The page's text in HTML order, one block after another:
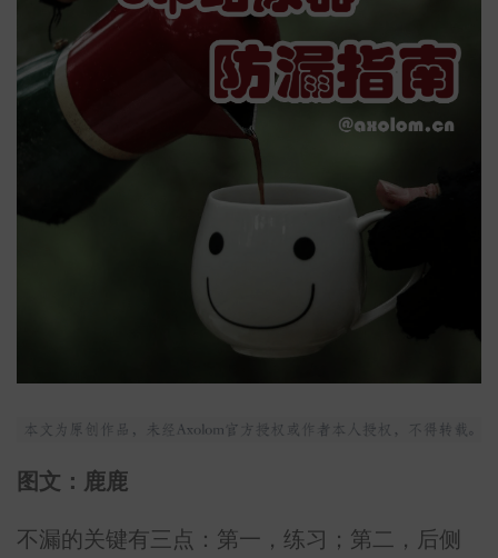
图文：鹿鹿
不漏的关键有三点：第一，练习；第二，后侧